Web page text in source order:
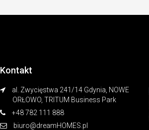
Kontakt
al. Zwycięstwa 241/14 Gdynia, NOWE
ORŁOWO, TRITUM Business Park
+48 782 111 888
biuro@dreamHOMES.pl